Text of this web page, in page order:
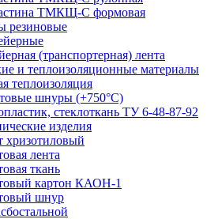
ТМКЩ-С формовая
резиновые
(транспортерная) лента
и теплоизоляционные материалы
теплоизоляция
шнуры (+750°С)
стеклоткань ТУ 6-48-87-92
изделия
хризотиловый
лента
ткань
картон КАОН-1
шнур